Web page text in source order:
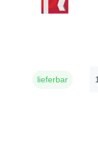
lieferbar